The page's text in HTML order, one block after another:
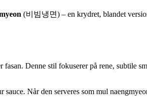
(비빔냉면) – en krydret, blandet
Denne stil fokuserer på rene, subtile
Når den serveres som mul